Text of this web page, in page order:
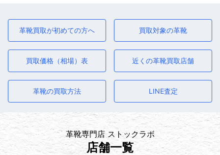
革靴買取が初めての方へ 買取対象の革靴
買取価格（相場）表 近くの革靴買取店舗
革靴の買取方法 LINE査定
革靴専門店 ストックラボ
店舗一覧